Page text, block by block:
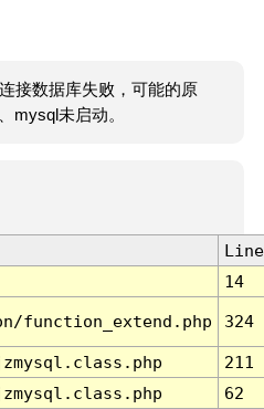
接数据库失败，可能的原
mysql未启动。
Line
14
function_extend.php 324
211
62